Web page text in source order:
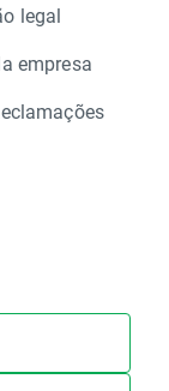
legal
empresa